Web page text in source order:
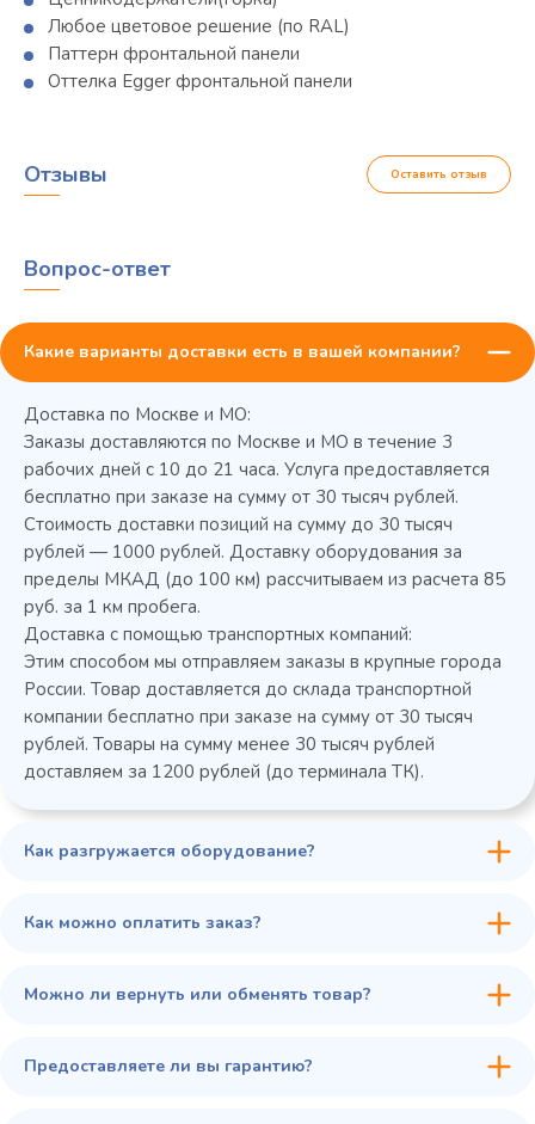
Любое цветовое решение (по RAL)
Паттерн фронтальной панели
Оттелка Egger фронтальной панели
Колода разрубочная КР-5/5
45 900 ₽
Отзывы Оставить отзыв
Вопрос-ответ
Какие варианты доставки есть в вашей компании?
Доставка по Москве и МО:
Заказы доставляются по Москве и МО в течение 3
рабочих дней с 10 до 21 часа. Услуга предоставляется
бесплатно при заказе на сумму от 30 тысяч рублей.
Стоимость доставки позиций на сумму до 30 тысяч
рублей — 1000 рублей. Доставку оборудования за
пределы МКАД (до 100 км) рассчитываем из расчета 85
руб. за 1 км пробега.
Доставка с помощью транспортных компаний:
Этим способом мы отправляем заказы в крупные города
России. Товар доставляется до склада транспортной
компании бесплатно при заказе на сумму от 30 тысяч
рублей. Товары на сумму менее 30 тысяч рублей
доставляем за 1200 рублей (до терминала ТК).
Как разгружается оборудование?
Как можно оплатить заказ?
Можно ли вернуть или обменять товар?
Предоставляете ли вы гарантию?